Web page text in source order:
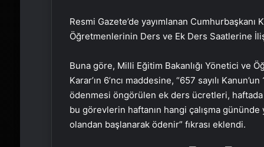
Resmi Gazete’de yayımlanan Cumhurbaşkanı
Öğretmenlerinin Ders ve Ek Ders Saatlerine
Buna göre, Milli Eğitim Bakanlığı Yönetici ve
Karar’ın 6’ncı maddesine, “657 sayılı
ödenmesi öngörülen ek ders ücretleri, haftada
bu görevlerin haftanın hangi çalışma gününde
olandan başlanarak ödenir” fıkrası eklendi.